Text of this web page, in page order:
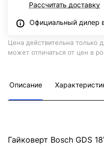
Рассчитать доставку
Официальный дилер
Цена действительна только
может отличаться от цен в
Описание
Гайковерт Bosch GDS